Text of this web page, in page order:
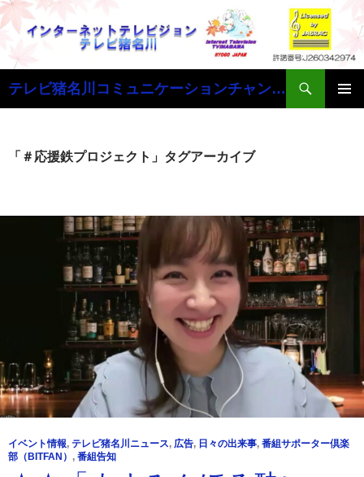
テレビ猪名川コミュニケーションチャンネル
索
ン「＃応援鉄プロジェクト」タグアーカイブ
イベント情報, テレビ猪名川ニュース, 広告, 日々の出来事, 番組サポーター倶楽
部（BITFAN） , 番組告知